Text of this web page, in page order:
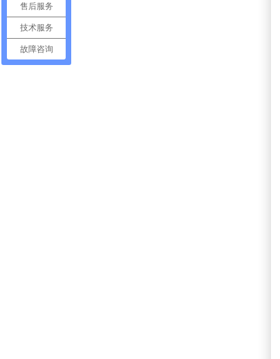
售后服务
技术服务
故障咨询